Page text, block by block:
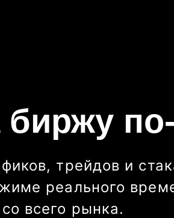
биржу
трейдов и
реального
всего рынка.